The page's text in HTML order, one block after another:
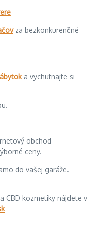
za bezkonkurenčné
a vychutnajte si
obchod
ceny.
do vašej garáže.
CBD kozmetiky nájdete v